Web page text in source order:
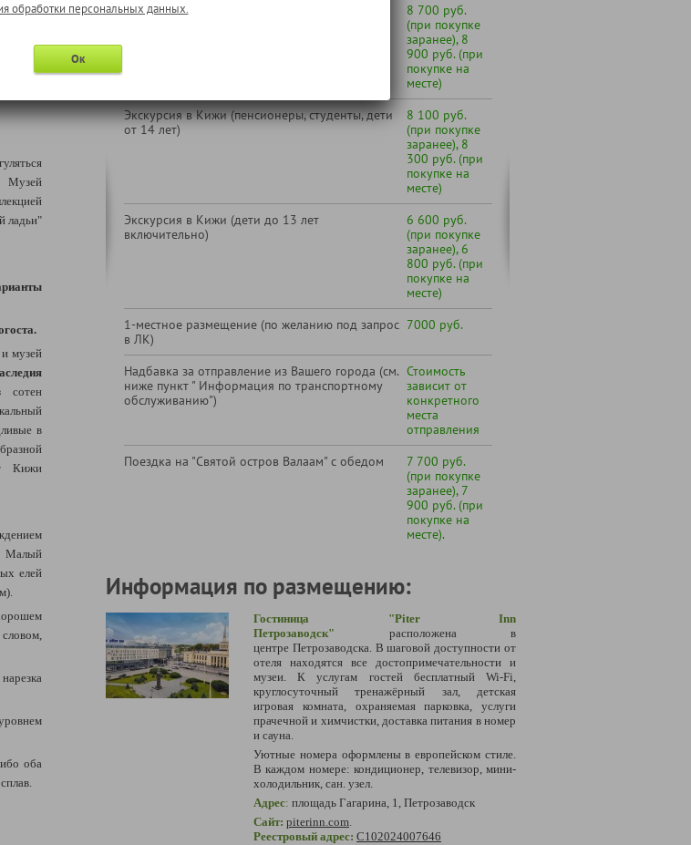
Музей
ладьи"
музей
сотен
в
Кижи
Малый
елей
оба
Экскурсия в Кижи (взрослые)
8 700 руб.
(при покупке
заранее), 8
900 руб. (при
покупке на
месте)
Экскурсия в Кижи (пенсионеры, студенты, дети
от 14 лет)
8 100 руб.
(при покупке
заранее), 8
300 руб. (при
покупке на
месте)
Экскурсия в Кижи (дети до 13 лет
включительно)
6 600 руб.
(при покупке
заранее), 6
800 руб. (при
покупке на
месте)
1-местное размещение (по желанию под запрос
в ЛК)
7000 руб.
Надбавка за отправление из Вашего города (см.
ниже пункт " Информация по транспортному
обслуживанию")
Стоимость
зависит от
конкретного
места
отправления
Поездка на "Святой остров Валаам" с обедом
7 700 руб.
(при покупке
заранее), 7
900 руб. (при
покупке на
месте).
Информация по размещению:
Гостиница "Piter Inn
Петрозаводск"
расположена в
центре Петрозаводска. В шаговой доступности от
отеля находятся все достопримечательности и
музеи.К услугам гостей бесплатный Wi-Fi,
круглосуточный тренажёрный зал, детская
игровая комната, охраняемая парковка, услуги
прачечной и химчистки, доставка питания в номер
и сауна.
Уютные номера оформлены в европейском стиле.
В каждом номере: кондиционер, телевизор, мини-
холодильник, сан. узел.
Адрес: площадь Гагарина, 1, Петрозаводск
Сайт: piterinn.com
Реестровый адрес: С102024007646
обработки персональных данных.
Ок